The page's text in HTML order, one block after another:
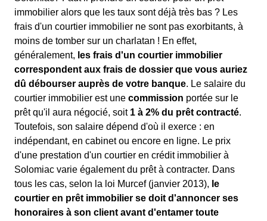
immobilier alors que les taux sont déjà très bas ? Les
frais d'un courtier immobilier ne sont pas exorbitants, à
moins de tomber sur un charlatan ! En effet,
généralement, les frais d'un courtier immobilier
correspondent aux frais de dossier que vous auriez
dû débourser auprès de votre banque. Le salaire du
courtier immobilier est une commission portée sur le
prêt qu'il aura négocié, soit 1 à 2% du prêt contracté.
Toutefois, son salaire dépend d'où il exerce : en
indépendant, en cabinet ou encore en ligne. Le prix
d'une prestation d'un courtier en crédit immobilier à
Solomiac varie également du prêt à contracter. Dans
tous les cas, selon la loi Murcef (janvier 2013), le
courtier en prêt immobilier se doit d'annoncer ses
honoraires à son client avant d'entamer toute